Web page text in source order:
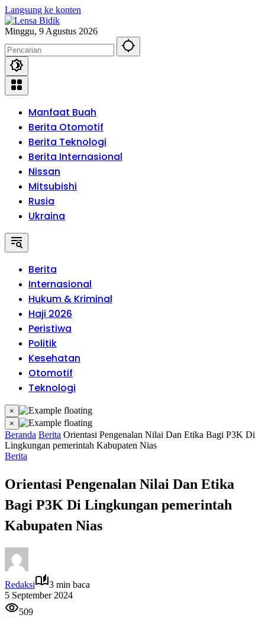
Langsung ke konten
Minggu, 9 Agustus 2026
Manfaat Buah
Berita Otomotif
Berita Teknologi
Berita Internasional
Nissan
Mitsubishi
Rusia
Ukraina
Berita
Internasional
Hukum & Kriminal
Haji 2026
Peristiwa
Politik
Kesehatan
Otomotif
Teknologi
×
×
Beranda Berita Orientasi Pengenalan Nilai Dan Etika Bagi P3K Di
Lingkungan pemerintah Kabupaten Nias
Berita
Orientasi Pengenalan Nilai Dan Etika
Bagi P3K Di Lingkungan pemerintah
Kabupaten Nias
Redaksi
3 min baca
5 September 2024
509